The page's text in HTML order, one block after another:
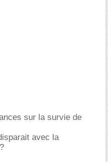
sur la survie de
avec la